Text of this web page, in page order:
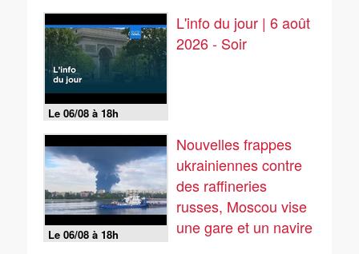
Le 06/08 à 18h
L'info du jour | 6 août
2026 - Soir
Le 06/08 à 18h
Nouvelles frappes
ukrainiennes contre
des raffineries
russes, Moscou vise
une gare et un navire